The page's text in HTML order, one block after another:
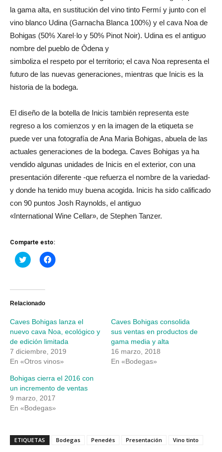
la gama alta, en sustitución del vino tinto Fermí y junto con el
vino blanco Udina (Garnacha Blanca 100%) y el cava Noa de
Bohigas (50% Xarel·lo y 50% Pinot Noir). Udina es el antiguo
nombre del pueblo de Òdena y
simboliza el respeto por el territorio; el cava Noa representa el
futuro de las nuevas generaciones, mientras que Inicis es la
historia de la bodega.
El diseño de la botella de Inicis también representa este
regreso a los comienzos y en la imagen de la etiqueta se
puede ver una fotografía de Ana Maria Bohigas, abuela de las
actuales generaciones de la bodega. Caves Bohigas ya ha
vendido algunas unidades de Inicis en el exterior, con una
presentación diferente -que refuerza el nombre de la variedad-
y donde ha tenido muy buena acogida. Inicis ha sido calificado
con 90 puntos Josh Raynolds, el antiguo
«International Wine Cellar», de Stephen Tanzer.
Comparte esto:
Haz
clic
Twitter
abre
ventana
nueva)
Haz
clic
ventana
nueva)
Relacionado
Caves Bohigas lanza el
nuevo cava Noa, ecológico y
de edición limitada
7 diciembre, 2019
En «Otros vinos»
Caves Bohigas consolida
sus ventas en productos de
gama media y alta
16 marzo, 2018
En «Bodegas»
Bohigas cierra el 2016 con
un incremento de ventas
9 marzo, 2017
En «Bodegas»
ETIQUETAS Bodegas Penedés Presentación Vino tinto